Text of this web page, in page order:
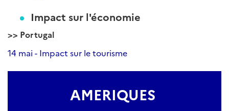
Impact sur l'économie
>> Portugal
14 mai - Impact sur le tourisme
AMERIQUES